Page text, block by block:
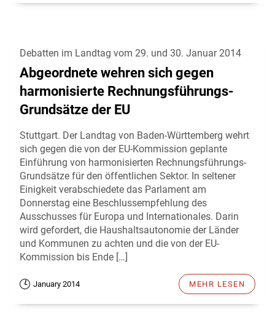
Debatten im Landtag vom 29. und 30. Januar 2014
Abgeordnete wehren sich gegen
harmonisierte Rechnungsführungs-
Grundsätze der EU
Stuttgart. Der Landtag von Baden-Württemberg wehrt
sich gegen die von der EU-Kommission geplante
Einführung von harmonisierten Rechnungsführungs-
Grundsätze für den öffentlichen Sektor. In seltener
Einigkeit verabschiedete das Parlament am
Donnerstag eine Beschlussempfehlung des
Ausschusses für Europa und Internationales. Darin
wird gefordert, die Haushaltsautonomie der Länder
und Kommunen zu achten und die von der EU-
Kommission bis Ende […]
January 2014 MEHR LESEN